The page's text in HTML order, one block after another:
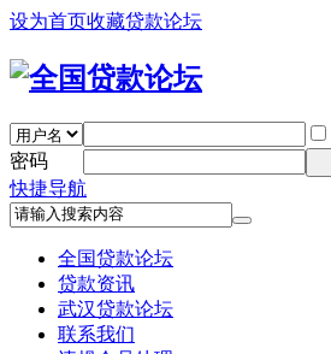
设为首页收藏贷款论坛
密码
快捷导航
全国贷款论坛
贷款资讯
武汉贷款论坛
联系我们